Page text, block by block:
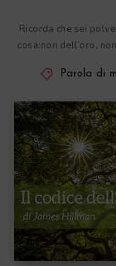
Ricorda che sei
cosa:non dell’oro,
Parola di